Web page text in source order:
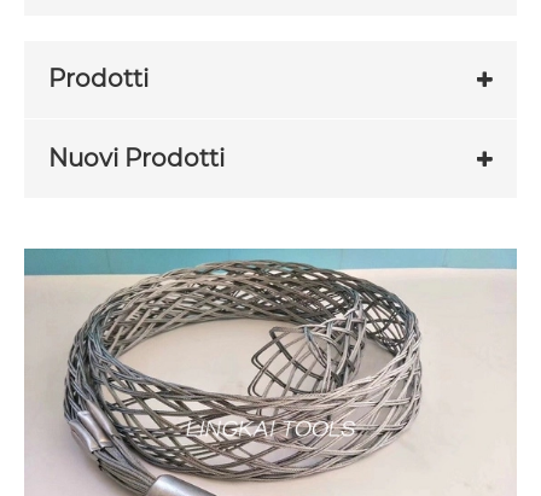
Prodotti
Nuovi Prodotti